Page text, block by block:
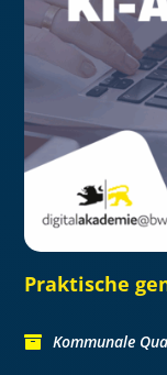
Praktische
Kommunale